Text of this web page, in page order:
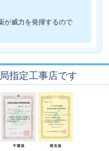
が威力を発揮するので
指定工事店です